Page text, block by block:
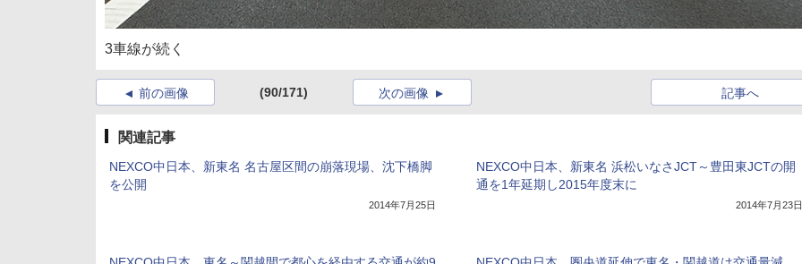
3車線が続く
前の画像 (90/171) 記事へ
次の画像
関連記事
NEXCO中日本、新東名 名古屋区間の崩落現場、沈下橋脚
を公開
2014年7月25日
NEXCO中日本、新東名 浜松いなさJCT～豊田東JCTの開
通を1年延期し2015年度末に
2014年7月23日